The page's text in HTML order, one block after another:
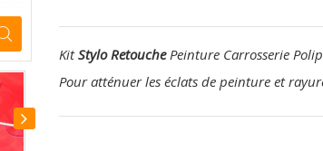
KitStylo RetouchePeinture Carrosserie
Pour atténuer les éclats de peinture et